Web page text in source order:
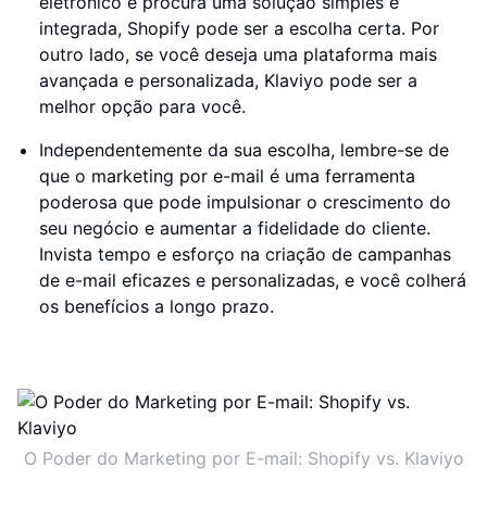
integrada, Shopify pode ser a escolha certa. Por
outro lado, se você deseja uma plataforma mais
avançada e personalizada, Klaviyo pode ser a
melhor opção para você.
Independentemente da sua escolha, lembre-se de
que o marketing por e-mail é uma ferramenta
poderosa que pode impulsionar o crescimento do
seu negócio e aumentar a fidelidade do cliente.
Invista tempo e esforço na criação de campanhas
de e-mail eficazes e personalizadas, e você colherá
os benefícios a longo prazo.
O Poder do Marketing por E-mail: Shopify vs. Klaviyo